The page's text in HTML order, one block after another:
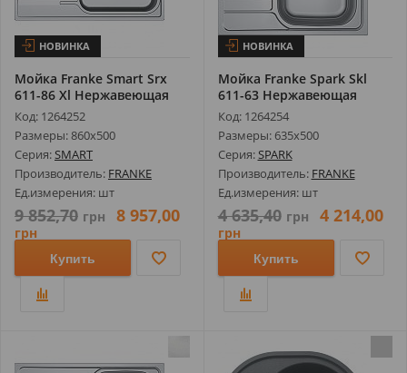
НОВИНКА
Мойка Franke Smart Srx
611-86 Xl Нержавеющая
Сталь П...
Код: 1264252
Размеры: 860х500
Серия:SMART
Производитель: FRANKE
Ед.измерения: шт
9 852,70 грн 8 957,00
грн
Купить
НОВИНКА
Мойка Franke Spark Skl
611-63 Нержавеющая
Сталь Деко...
Код: 1264254
Размеры: 635х500
Серия:SPARK
Производитель: FRANKE
Ед.измерения: шт
4 635,40 грн 4 214,00
грн
Купить